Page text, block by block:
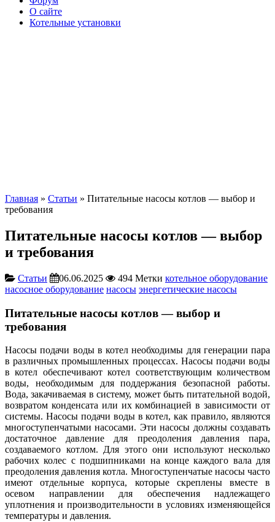
О сайте
Котельные установки
Главная » Статьи » Питательные насосы котлов — выбор и
требования
Питательные насосы котлов — выбор
и требования
Статьи 06.06.2025 494 Метки котельное оборудование
насосное оборудование насосы энергетические насосы
Питательные насосы котлов — выбор и
требования
Насосы подачи воды в котел необходимы для генерации пара
в различных промышленных процессах. Насосы подачи воды
в котел обеспечивают котел соответствующим количеством
воды, необходимым для поддержания безопасной работы.
Вода, закачиваемая в систему, может быть питательной водой,
возвратом конденсата или их комбинацией в зависимости от
системы. Насосы подачи воды в котел, как правило, являются
многоступенчатыми насосами. Эти насосы должны создавать
достаточное давление для преодоления давления пара,
создаваемого котлом. Для этого они используют несколько
рабочих колес с подшипниками на конце каждого вала для
преодоления давления котла. Многоступенчатые насосы часто
имеют отдельные корпуса, которые скреплены вместе в
осевом направлении для обеспечения надлежащего
уплотнения и производительности в условиях изменяющейся
температуры и давления.